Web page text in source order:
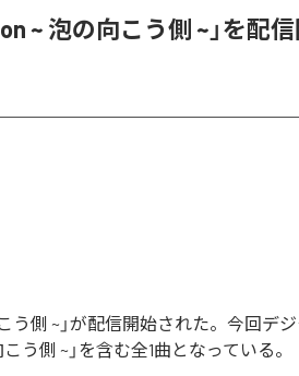
~ 泡の向こう側 ~」を配
う側 ~」が配信開始された。今回デ
う側 ~」を含む全1曲となっている。